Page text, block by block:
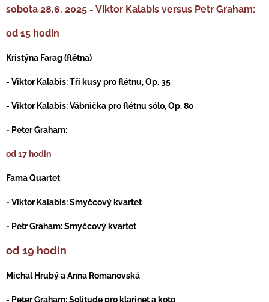
sobota 28.6. 2025 - Viktor Kalabis versus Petr Graham:
od 15 hodin
Kristýna Farag (flétna)
- Viktor Kalabis: Tři kusy pro flétnu, Op. 35
- Viktor Kalabis: Vábnička pro flétnu sólo, Op. 80
- Peter Graham:
od 17 hodin
Fama Quartet
- Viktor Kalabis: Smyčcový kvartet
- Petr Graham: Smyčcový kvartet
od 19 hodin
Michal Hrubý a Anna Romanovská
- Peter Graham: Solitude pro klarinet a koto